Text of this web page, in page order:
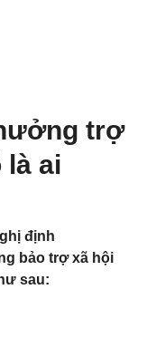
trợ
là ai
định
bảo trợ xã hội
sau: